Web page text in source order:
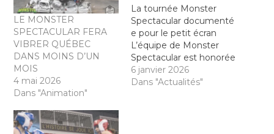
LE MONSTER
SPECTACULAR FERA
VIBRER QUÉBEC
DANS MOINS D’UN
MOIS
4 mai 2026
Dans "Animation"
La tournée Monster
Spectacular documenté
e pour le petit écran
L’équipe de Monster
Spectacular est honorée
d’annoncer la sortie de
la série documentaire
6 janvier 2026
Dans "Actualités"